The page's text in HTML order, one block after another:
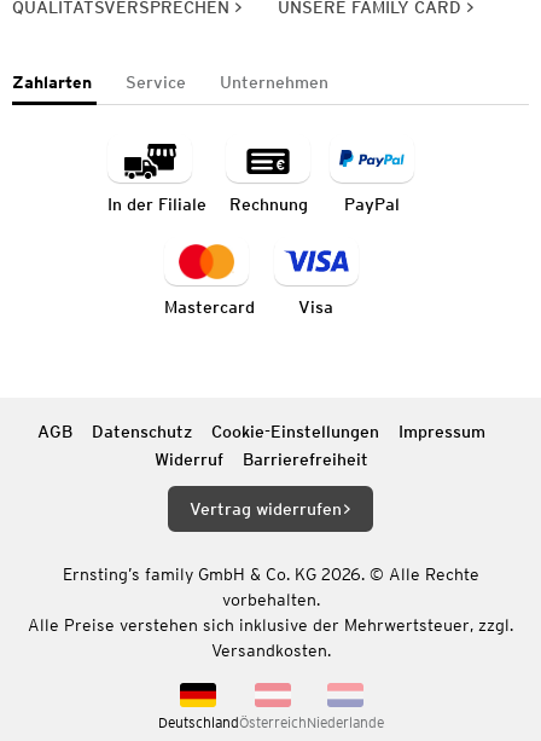
QUALITÄTSVERSPRECHEN UNSERE FAMILY CARD
Zahlarten Service Unternehmen
In der Filiale Rechnung PayPal
Mastercard Visa
AGB Datenschutz Cookie-Einstellungen
Impressum
Widerruf
Barrierefreiheit
Vertrag widerrufen
Ernsting’s family GmbH & Co. KG 2026. © Alle Rechte
vorbehalten.
Alle Preise verstehen sich inklusive der Mehrwertsteuer, zzgl.
Versandkosten.
DeutschlandÖsterreichNiederlande